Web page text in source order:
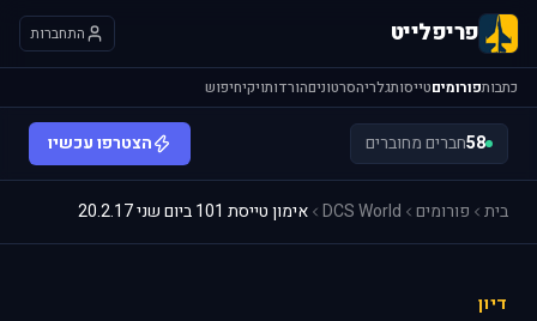
פריפלייט התחברות
כתבותפורומיםטייסותגלריהסרטוניםהורדותויקיחיפוש
58חברים מחוברים הצטרפו עכשיו
בית פורומים DCS World אימון טייסת 101 ביום שני 20.2.17
דיון